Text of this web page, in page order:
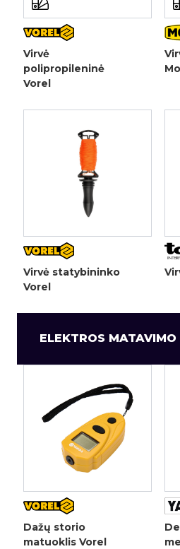
Virvė
polipropileninė
Vorel
Virvė statybininko
Vorel
ELEKTROS
Dažų storio
matuoklis Vorel